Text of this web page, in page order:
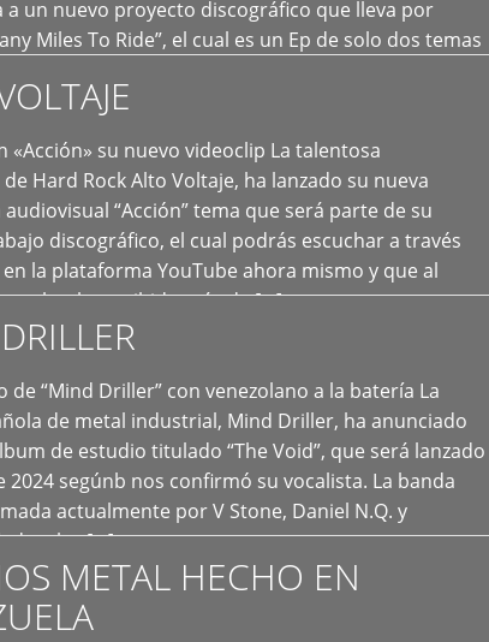
a un nuevo proyecto discográfico que lleva por
Miles To Ride”, el cual es un Ep de solo dos temas
[…]
«Acción» su nuevo videoclip La talentosa
Hard Rock Alto Voltaje, ha lanzado su nueva
“Acción” tema que será parte de su
discográfico, el cual podrás escuchar a través
la plataforma YouTube ahora mismo y que al
ya ha recibido más de […]
de “Mind Driller” con venezolano a la batería La
de metal industrial, Mind Driller, ha anunciado
de estudio titulado “The Void”, que será lanzado
2024 segúnb nos confirmó su vocalista. La banda
actualmente por V Stone, Daniel N.Q. y
a las […]
METAL HECHO EN